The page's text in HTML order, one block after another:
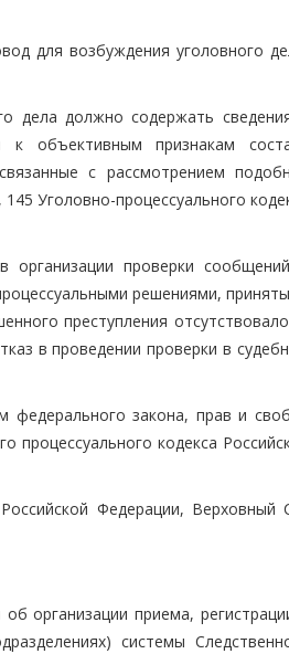
для возбуждения уголовного
дела должно содержать
объективным признакам
с рассмотрением
Уголовно-процессуального
организации проверки
решениями,
преступления
в проведении проверки в
федерального закона, прав и
процессуального кодекса
Федерации, Верховный
организации приема,
системы